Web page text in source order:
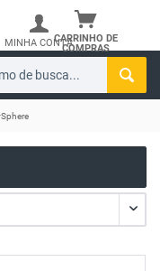
CARRINHO DE
COMPRAS
MINHA CONTA